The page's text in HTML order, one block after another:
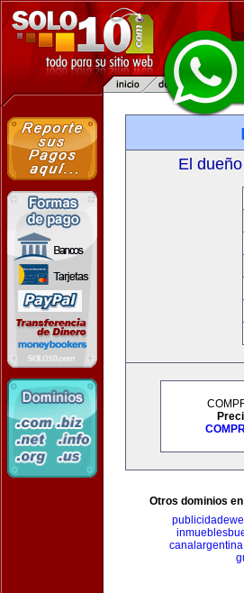
El
Otros dominios